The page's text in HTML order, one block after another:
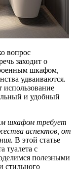
вопрос
заходит о
шкафом,
удваиваются.
и удобный
шкафом требует
аспектов, от
В этой статье
туалета с
полезными
стильного